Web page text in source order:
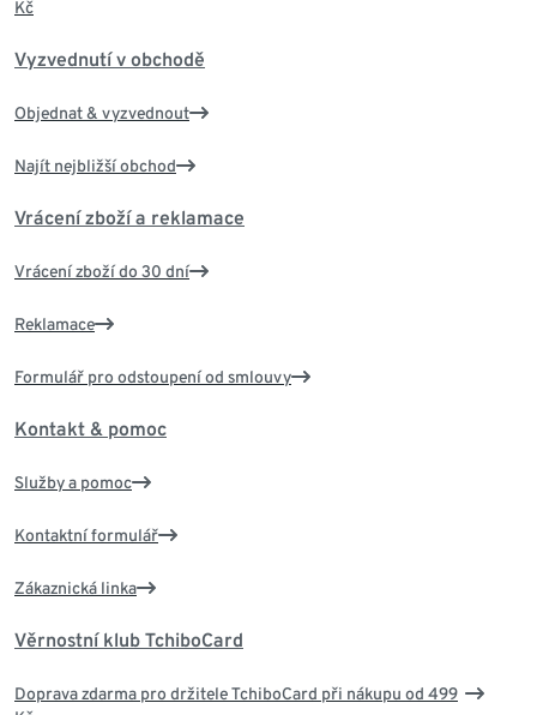
Kč
Vyzvednutí v obchodě
Objednat & vyzvednout
Najít nejbližší obchod
Vrácení zboží a reklamace
Vrácení zboží do 30 dní
Reklamace
Formulář pro odstoupení od smlouvy
Kontakt & pomoc
Služby a pomoc
Kontaktní formulář
Zákaznická linka
Věrnostní klub TchiboCard
Doprava zdarma pro držitele TchiboCard při nákupu od 499